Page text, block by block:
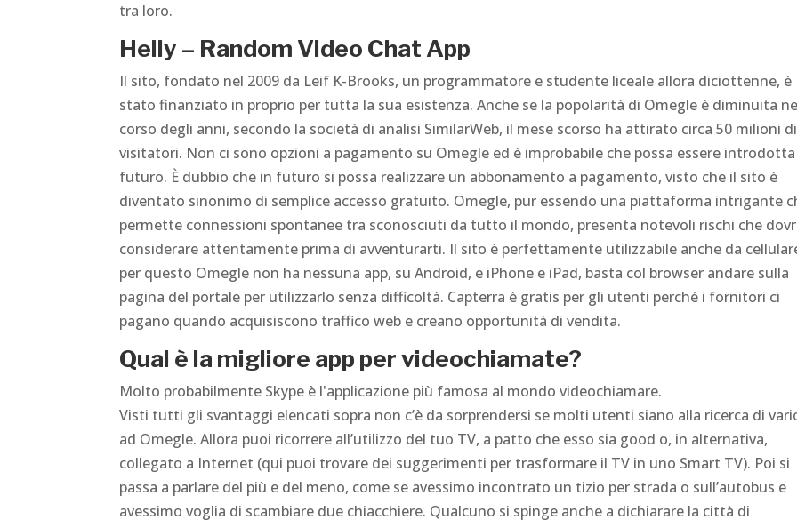
tra loro.
Helly – Random Video Chat App
Il sito, fondato nel 2009 da Leif K-Brooks, un programmatore e studente liceale allora diciottenne, è
stato finanziato in proprio per tutta la sua esistenza. Anche se la popolarità di Omegle è diminuita
corso degli anni, secondo la società di analisi SimilarWeb, il mese scorso ha attirato circa 50 milioni di
visitatori. Non ci sono opzioni a pagamento su Omegle ed è improbabile che possa essere
futuro. È dubbio che in futuro si possa realizzare un abbonamento a pagamento, visto che il sito è
diventato sinonimo di semplice accesso gratuito. Omegle, pur essendo una piattaforma intrigante
permette connessioni spontanee tra sconosciuti da tutto il mondo, presenta notevoli rischi che
considerare attentamente prima di avventurarti. Il sito è perfettamente utilizzabile anche da
per questo Omegle non ha nessuna app, su Android, e iPhone e iPad, basta col browser andare sulla
pagina del portale per utilizzarlo senza difficoltà. Capterra è gratis per gli utenti perché i fornitori ci
pagano quando acquisiscono traffico web e creano opportunità di vendita.
Qual è la migliore app per videochiamate?
Molto probabilmente Skype è l'applicazione più famosa al mondo videochiamare.
Visti tutti gli svantaggi elencati sopra non c’è da sorprendersi se molti utenti siano alla ricerca di
ad Omegle. Allora puoi ricorrere all’utilizzo del tuo TV, a patto che esso sia good o, in alternativa,
collegato a Internet (qui puoi trovare dei suggerimenti per trasformare il TV in uno Smart TV). Poi si
passa a parlare del più e del meno, come se avessimo incontrato un tizio per strada o sull’autobus e
avessimo voglia di scambiare due chiacchiere. Qualcuno si spinge anche a dichiarare la città di